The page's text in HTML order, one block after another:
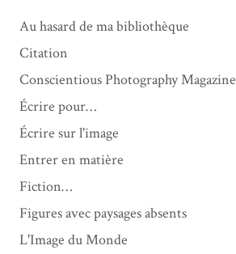
Au hasard de ma bibliothèque
Citation
Conscientious Photography Magazine
Écrire pour…
Écrire sur l'image
Entrer en matière
Fiction…
Figures avec paysages absents
L'Image du Monde